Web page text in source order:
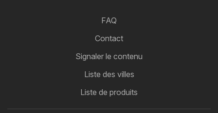
FAQ
Contact
Signaler le contenu
Liste des villes
Liste de produits